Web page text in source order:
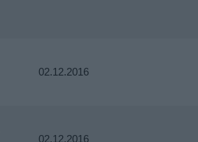
02.12.2016
02.12.2016